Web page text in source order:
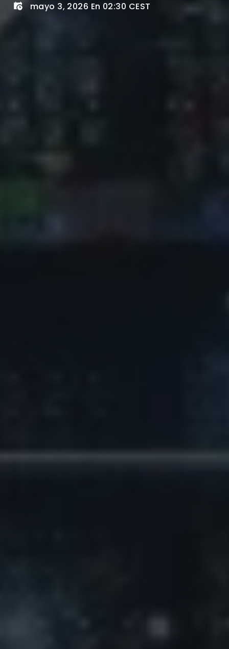
mayo 3, 2026 En 02:30 CEST